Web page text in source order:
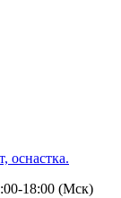
оснастка.
18:00 (Мск)